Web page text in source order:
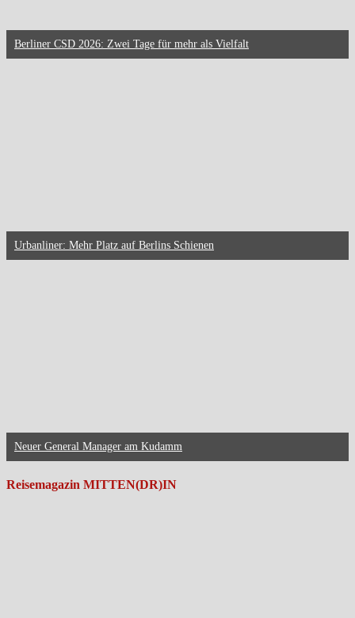
Berliner CSD 2026: Zwei Tage für mehr als Vielfalt
Urbanliner: Mehr Platz auf Berlins Schienen
Neuer General Manager am Kudamm
Reisemagazin MITTEN(DR)IN